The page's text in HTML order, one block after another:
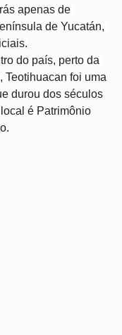
apenas de
de Yucatán,
do país, perto da
Teotihuacan foi uma
durou dos séculos
local é Patrimônio